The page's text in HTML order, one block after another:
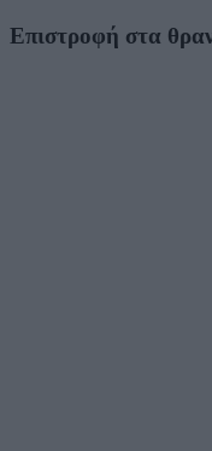
Επιστροφή στα